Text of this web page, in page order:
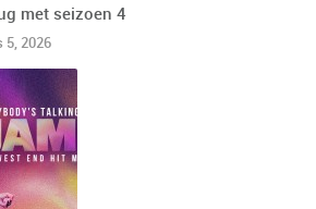
met seizoen 4
5, 2026